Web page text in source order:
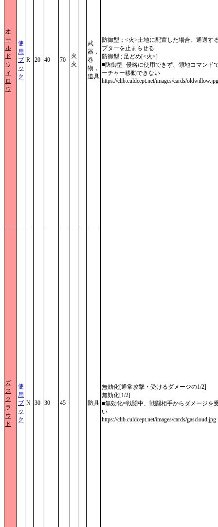
オ
ー
ル
ド
ウ
ィ
ロ
ウ
使
用
ブ
ッ
ク
R 20 40 70
火
火
武
器，
巻
物，
道具
防御型；<火>土地に配置した場合、通過す
プターを止まらせる
防御型 ; 足どめ[<火>]
■防御型=侵略に使用できず、領地コマンド
ーチャー移動できない
https://clib.culdcept.net/images/cards/oldwillow.jpg
ガ
ス
ク
ラ
ウ
ド
使
用
ブ
ッ
ク
N 30 30 45 防具
無効化[通常攻撃・受けるダメージの1/2]
無効化[1/2]
■無効化=戦闘中、戦闘相手からダメージを
い
https://clib.culdcept.net/images/cards/gascloud.jpg